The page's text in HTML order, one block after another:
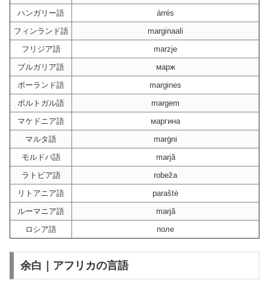
ハンガリー語
árrés
フィンランド語
marginaali
フリジア語
marzje
ブルガリア語
марж
ポーランド語
margines
ポルトガル語
margem
マケドニア語
маргина
マルタ語
marġni
モルドバ語
marjă
ラトビア語
robeža
リトアニア語
paraštė
ルーマニア語
marjă
ロシア語
поле
余白｜アフリカの言語